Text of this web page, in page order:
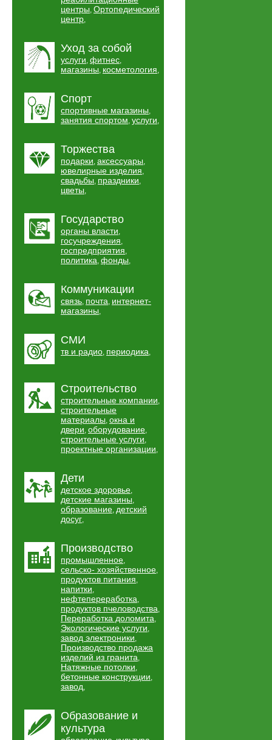
центры, Ортопедический
центр,
Уход за собой
услуги, фитнес,
магазины, косметология,
Спорт
спортивные магазины,
занятия спортом, услуги,
Торжества
подарки, аксессуары,
ювелирные изделия,
свадьбы, праздники,
цветы,
Государство
органы власти,
госучреждения,
госпредприятия,
политика, фонды,
Коммуникации
связь, почта, интернет-
магазины,
СМИ
тв и радио, периодика,
Строительство
строительные компании,
строительные
материалы, окна и
двери, оборудование,
строительные услуги,
проектные организации,
Дети
детское здоровье,
детские магазины,
образование, детский
досуг,
Производство
промышленное,
сельско- хозяйственное,
продуктов питания,
напитки,
нефтепереработка,
продуктов пчеловодства,
Переработка доломита,
Экологические услуги,
завод электроники,
Производство продажа
изделий из гранита,
Натяжные потолки,
бетонные конструкции,
завод,
Образование и
культура